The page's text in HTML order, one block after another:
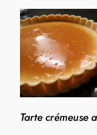
Tarte crémeuse